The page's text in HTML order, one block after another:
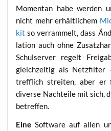
Momen­tan habe wer­den
nicht mehr erhält­li­chem
kit so ver­ram­melt, dass
la­ti­on auch ohne
Schul­ser­ver regelt
gleich­zei­tig als Netz­fil­ter
treff­lich strei­ten, aber er
diver­se Nach­tei­le mit sich,
betreffen.
Eine Soft­ware auf allen